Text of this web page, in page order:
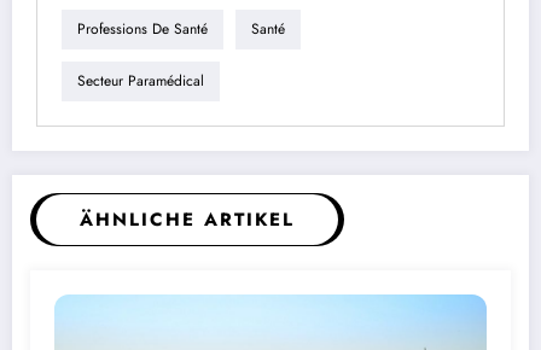
Professions De Santé Santé
Secteur Paramédical
ÄHNLICHE ARTIKEL